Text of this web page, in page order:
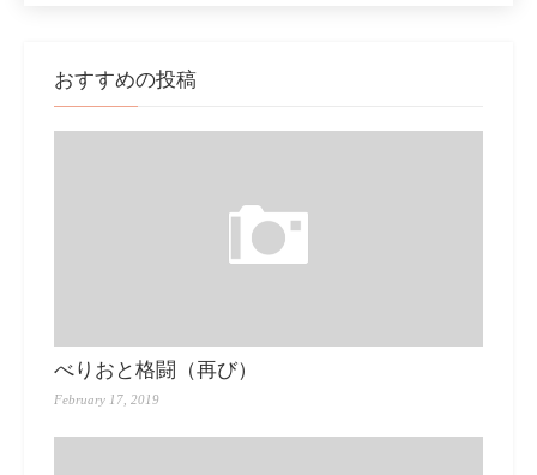
おすすめの投稿
べりおと格闘（再び）
February 17, 2019